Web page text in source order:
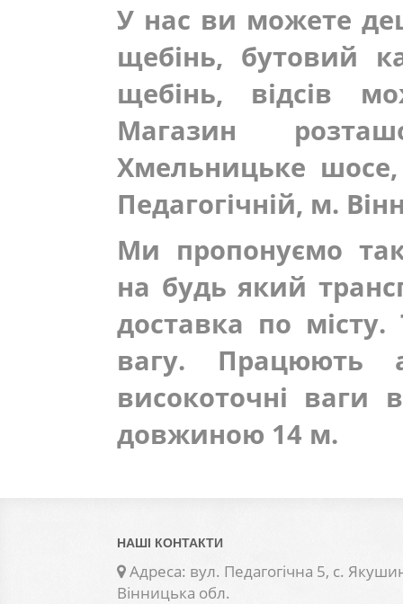
У нас ви можете
щебінь, бутовий
щебінь, відсів
Магазин
Хмельницьке
Педагогічній, м.
Ми пропонуємо
на будь який
доставка по
вагу. Працюють
високоточні ваги
довжиною 14 м.
НАШІ КОНТАКТИ
Адреса: вул. Педагогічна 5, с.
Вінницька обл.